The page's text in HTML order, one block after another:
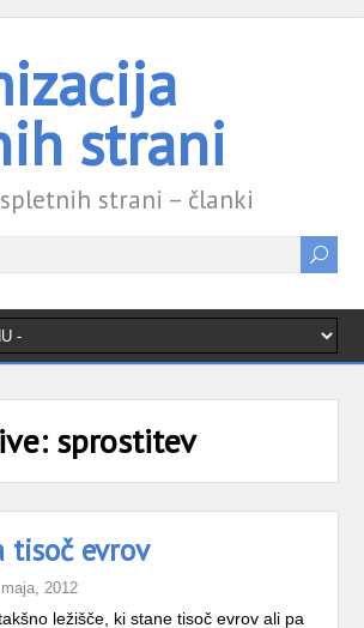
strani
strani – članki
sprostitev
tisoč evrov
2012
ležišče, ki stane tisoč evrov ali pa